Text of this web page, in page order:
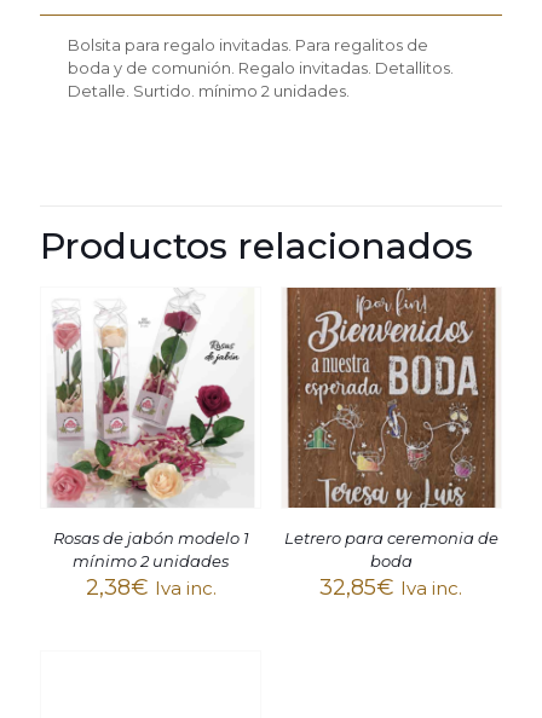
Bolsita para regalo invitadas. Para regalitos de
boda y de comunión. Regalo invitadas. Detallitos.
Detalle. Surtido. mínimo 2 unidades.
Productos relacionados
Rosas de jabón modelo 1
mínimo 2 unidades
2,38€ Iva inc.
Letrero para ceremonia de
boda
32,85€ Iva inc.